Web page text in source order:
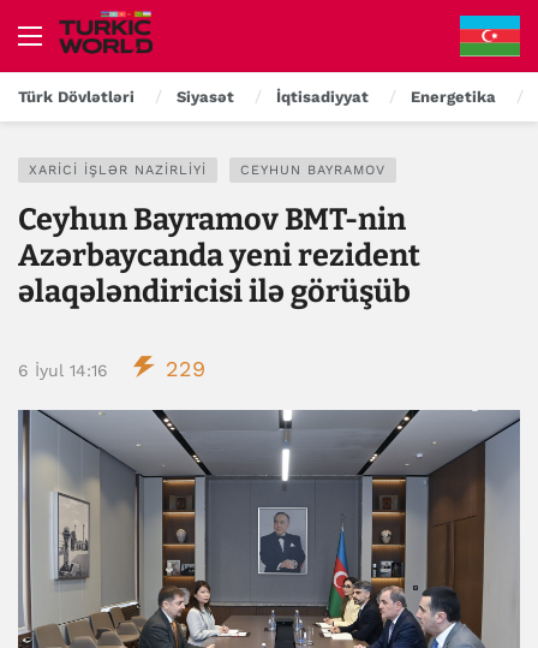
Türk Dövlətləri Siyasət İqtisadiyyat Energetika
XARICI İŞLƏR NAZIRLIYI CEYHUN BAYRAMOV
Ceyhun Bayramov BMT-nin
Azərbaycanda yeni rezident
əlaqələndiricisi ilə görüşüb
6 İyul 14:16 229